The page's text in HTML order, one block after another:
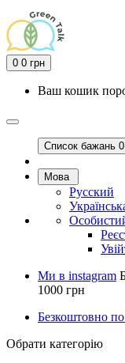
0 0 грн
Ваш кошик
Список бажань 0
Мова
Русский
Ми в instagram
1000 грн
Безкоштовно по
Обрати категорію